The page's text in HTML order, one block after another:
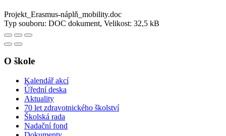
Projekt_Erasmus-náplň_mobility.doc
Typ souboru: DOC dokument, Velikost: 32,5 kB
O škole
Kalendář akcí
Úřední deska
Aktuality
70 let zdravotnického školství
Školská rada
Nadační fond